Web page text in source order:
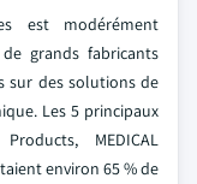
est modérément
grands fabricants
sur des solutions de
Les 5 principaux
MEDICAL
environ 65 % de